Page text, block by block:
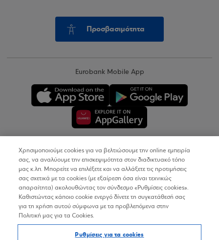
Προσβασιμότητα
Eurobank Mobile App
Copyright © 2026
Όροι Χρήσης
Προσωπικά Δεδομένα στον Διαδικτυακό Τόπο
Δήλωση Προσβασιμότητας
Χρησιμοποιούμε cookies για να βελτιώσουμε την online εμπειρία
σας, να αναλύουμε την επισκεψιμότητα στον διαδικτυακό τόπο
μας κ.λπ. Μπορείτε να επιλέξετε και να αλλάξετε τις προτιμήσεις
σας σχετικά με τα cookies (με εξαίρεση όσα είναι τεχνικώς
απαραίτητα) ακολουθώντας τον σύνδεσμο «Ρυθμίσεις cookies».
Καθιστώντας κάποιο cookie ενεργό δίνετε τη συγκατάθεσή σας
για τη χρήση αυτού σύμφωνα με τα προβλεπόμενα στην
Πολιτική μας για τα Cookies.
Ρυθμίσεις για τα cookies